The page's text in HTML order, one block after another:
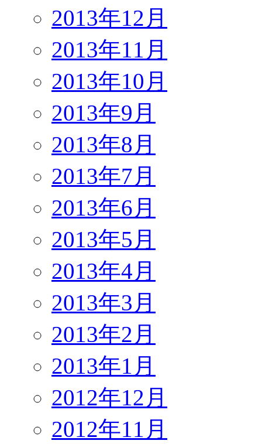
2013年12月
2013年11月
2013年10月
2013年9月
2013年8月
2013年7月
2013年6月
2013年5月
2013年4月
2013年3月
2013年2月
2013年1月
2012年12月
2012年11月